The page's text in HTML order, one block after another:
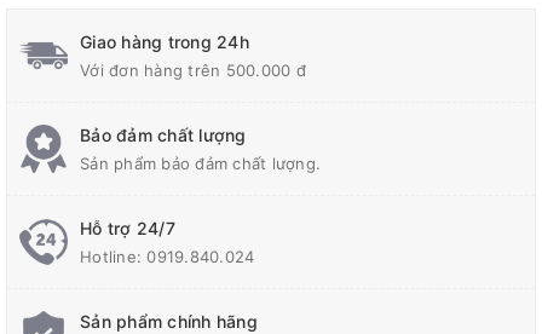
Giao hàng trong 24h
Với đơn hàng trên 500.000 đ
Bảo đảm chất lượng
Sản phẩm bảo đảm chất lượng.
Hỗ trợ 24/7
Hotline:0919.840.024
Sản phẩm chính hãng